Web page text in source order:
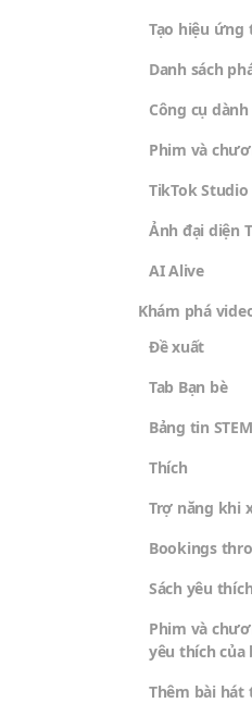
Tạo hiệu
Danh sách
Công cụ
Phim và
TikTok Studio
Ảnh đại diện
AI Alive
Khám phá
Đề xuất
Tab Bạn bè
Bảng tin STEM
Thích
Trợ năng khi
Bookings
Sách yêu
Phim và
yêu thích của
Thêm bài hát